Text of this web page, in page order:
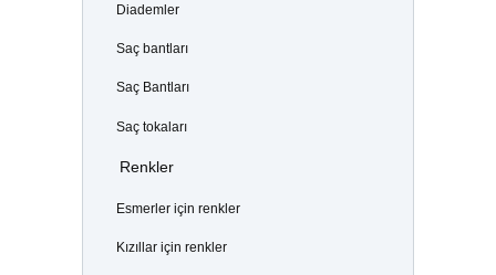
Diademler
Saç bantları
Saç Bantları
Saç tokaları
Renkler
Esmerler için renkler
Kızıllar için renkler